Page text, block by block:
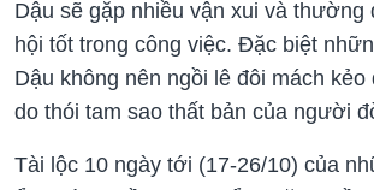
Dậu sẽ gặp nhiều vận xui và
hội tốt trong công việc. Đặc biệt
Dậu không nên ngồi lê đôi mách kẻo
do thói tam sao thất bản của người
Tài lộc 10 ngày tới (17-26/10) của